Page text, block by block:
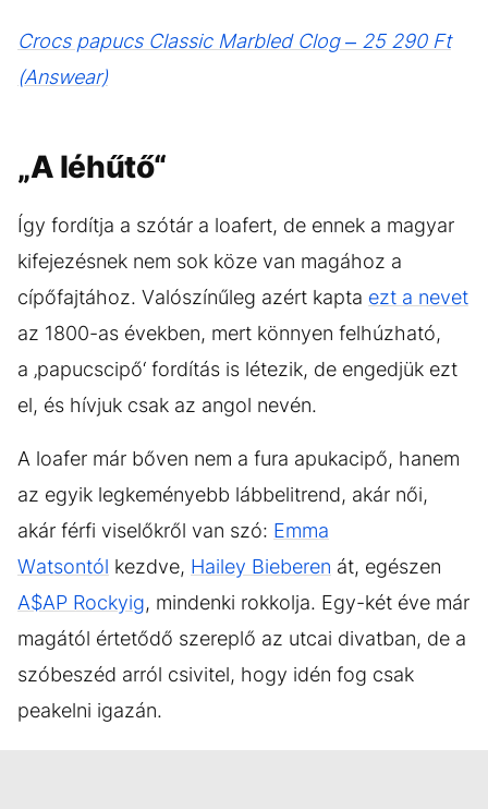
Crocs papucs Classic Marbled Clog – 25 290 Ft
(Answear)
„A léhűtő“
Így fordítja a szótár a loafert, de ennek a magyar
kifejezésnek nem sok köze van magához a
cípőfajtához. Valószínűleg azért kapta ezt a nevet
az 1800-as években, mert könnyen felhúzható,
a ‚papucscipő‘ fordítás is létezik, de engedjük ezt
el, és hívjuk csak az angol nevén.
A loafer már bőven nem a fura apukacipő, hanem
az egyik legkeményebb lábbelitrend, akár női,
akár férfi viselőkről van szó: Emma
Watsontól kezdve, Hailey Bieberen át, egészen
A$AP Rockyig, mindenki rokkolja. Egy-két éve már
magától értetődő szereplő az utcai divatban, de a
szóbeszéd arról csivitel, hogy idén fog csak
peakelni igazán.